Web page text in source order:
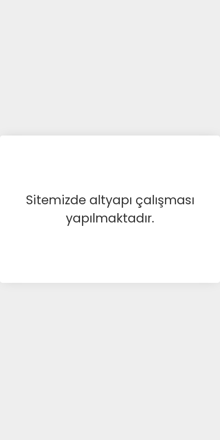
Sitemizde altyapı çalışması
yapılmaktadır.